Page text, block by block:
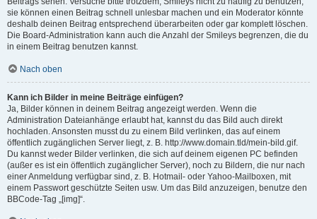
sie können einen Beitrag schnell unlesbar machen und ein Moderator könnte
deshalb deinen Beitrag entsprechend überarbeiten oder gar komplett löschen.
Die Board-Administration kann auch die Anzahl der Smileys begrenzen, die du
in einem Beitrag benutzen kannst.
Nach oben
Kann ich Bilder in meine Beiträge einfügen?
Ja, Bilder können in deinem Beitrag angezeigt werden. Wenn die
Administration Dateianhänge erlaubt hat, kannst du das Bild auch direkt
hochladen. Ansonsten musst du zu einem Bild verlinken, das auf einem
öffentlich zugänglichen Server liegt, z. B. http://www.domain.tld/mein-bild.gif.
Du kannst weder Bilder verlinken, die sich auf deinem eigenen PC befinden
(außer es ist ein öffentlich zugänglicher Server), noch zu Bildern, die nur nach
einer Anmeldung verfügbar sind, z. B. Hotmail- oder Yahoo-Mailboxen, mit
einem Passwort geschützte Seiten usw. Um das Bild anzuzeigen, benutze den
BBCode-Tag „[img]“.